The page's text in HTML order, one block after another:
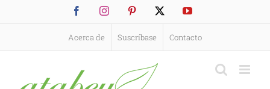
FacebookInstagramPinterest YouTube
Acerca de Suscríbase Contacto